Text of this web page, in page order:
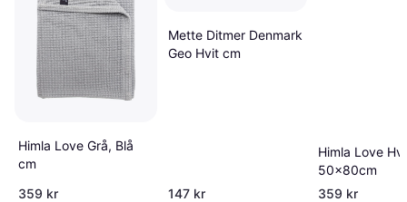
Himla Love Grå, Blå
cm
359 kr
Mette Ditmer Denmark
Geo Hvit cm
147 kr
Himla Love
50x80cm
359 kr